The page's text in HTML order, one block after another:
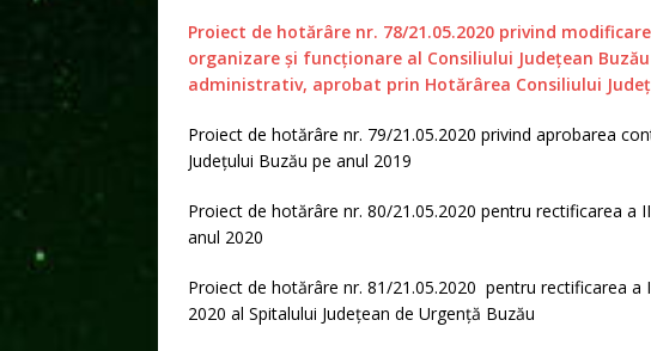
Proiect de hotărâre nr. 78/21.05.2020 privind
organizare şi funcţionare al Consiliului Judeţean
administrativ, aprobat prin Hotărârea Consiliului
Proiect de hotărâre nr. 79/21.05.2020 privind aprobarea
Județului Buzău pe anul 2019
Proiect de hotărâre nr. 80/21.05.2020 pentru rectificarea a
anul 2020
Proiect de hotărâre nr. 81/21.05.2020 pentru rectificarea a
2020 al Spitalului Județean de Urgență Buzău